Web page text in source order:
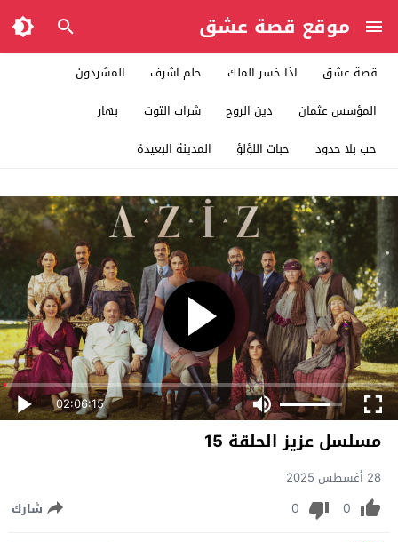
موقع قصة عشق
قصة عشق اذا خسر الملك حلم اشرف
المشردون
المؤسس عثمان
دين الروح شراب التوت
بهار
حب بلا حدود
حبات اللؤلؤ المدينة البعيدة
02:06:15
مسلسل عزيز الحلقة 15
28 أغسطس 2025
0
0 شارك